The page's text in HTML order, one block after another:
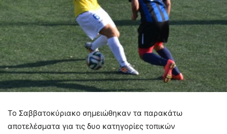
Το Σαββατοκύριακο σημειώθηκαν τα παρακάτω
αποτελέσματα για τις δυο κατηγορίες τοπικών